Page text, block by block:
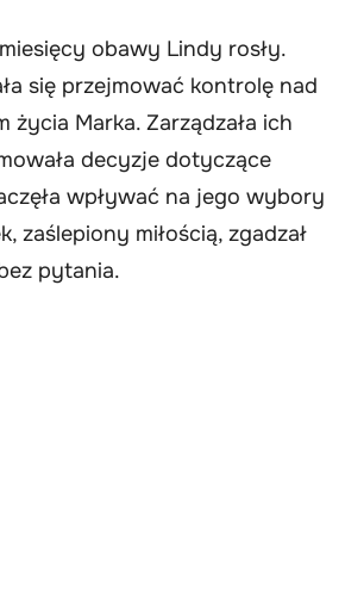
obawy Lindy rosły.
się przejmować kontrolę nad
życia Marka. Zarządzała ich
decyzje dotyczące
wpływać na jego wybory
zaślepiony miłością, zgadzał
pytania.